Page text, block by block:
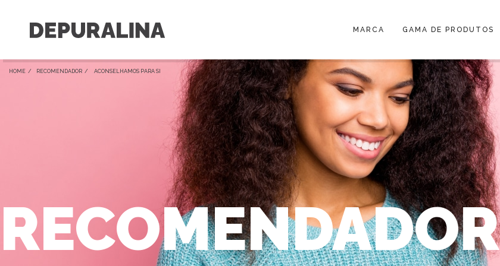
MARCA GAMA DE PRODUTOS
HOME / RECOMENDADOR / ACONSELHAMOS PARA SI
RECOMENDADOR